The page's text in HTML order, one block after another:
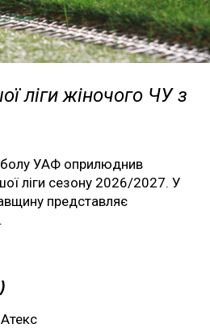
ліги жіночого ЧУ з
УАФ оприлюднив
ліги сезону 2026/2027. У
представляє